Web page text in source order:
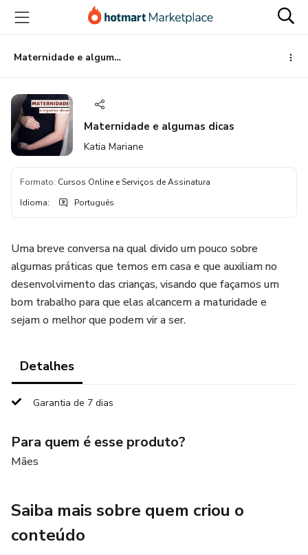
para
conteúdo
principal
para
pagamento
para
rodapé
Maternidade e algumas dicas
Maternidade e algumas dicas
Katia Mariane
Formato: Cursos Online e Serviços de Assinatura
Idioma: Português
Uma breve conversa na qual divido um pouco sobre
algumas práticas que temos em casa e que auxiliam no
desenvolvimento das crianças, visando que façamos um
bom trabalho para que elas alcancem a maturidade e
sejam o melhor que podem vir a ser.
Detalhes
Garantia de 7 dias
Para quem é esse produto?
Mães
Saiba mais sobre quem criou o
conteúdo